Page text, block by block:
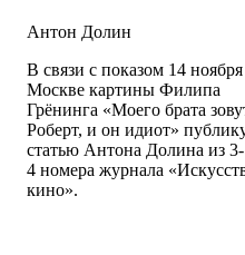
Антон Долин
В связи с показом 14 ноября
Москве картины Филипа
Грёнинга «Моего брата
Роберт, и он идиот»
статью Антона Долина из 3-
4 номера журнала
кино».